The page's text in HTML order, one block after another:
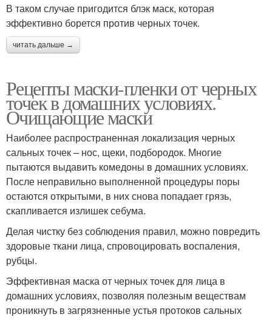
В таком случае пригодится блэк маск, которая
эффективно борется против черных точек.
читать дальше →
Рецепты маски-пленки от черных
точек в домашних условиях.
Очищающие маски
Наиболее распространенная локализация черных
сальных точек – нос, щеки, подбородок. Многие
пытаются выдавить комедоны в домашних условиях.
После неправильно выполненной процедуры поры
остаются открытыми, в них снова попадает грязь,
скапливается излишек себума.
Делая чистку без соблюдения правил, можно повредить
здоровые ткани лица, спровоцировать воспаления,
рубцы.
Эффективная маска от черных точек для лица в
домашних условиях, позволяя полезным веществам
проникнуть в загрязненные устья протоков сальных